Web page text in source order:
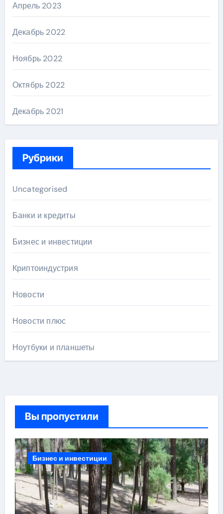
Апрель 2023
Декабрь 2022
Ноябрь 2022
Октябрь 2022
Декабрь 2021
Рубрики
Uncategorised
Банки и кредиты
Бизнес и инвестиции
Криптоиндустрия
Новости
Новости плюс
Ноутбуки и планшеты
Вы пропустили
Бизнес и инвестиции